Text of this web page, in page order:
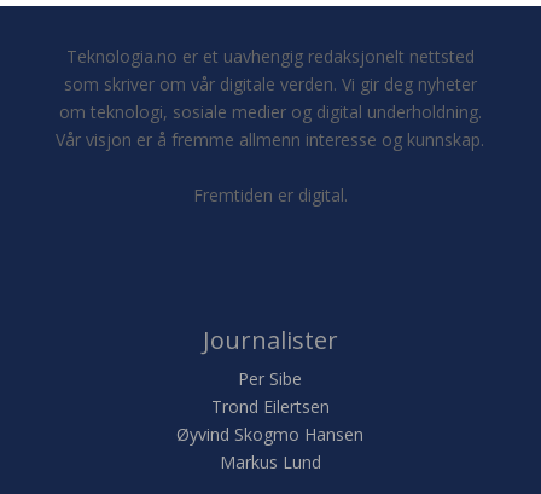
Teknologia.no er et uavhengig redaksjonelt nettsted
som skriver om vår digitale verden. Vi gir deg nyheter
om teknologi, sosiale medier og digital underholdning.
Vår visjon er å fremme allmenn interesse og kunnskap.
Fremtiden er digital.
Journalister
Per Sibe
Trond Eilertsen
Øyvind Skogmo Hansen
Markus Lund